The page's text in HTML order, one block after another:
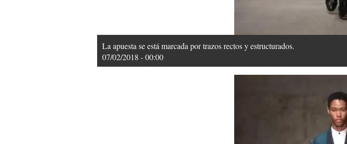
La apuesta se está marcada por trazos rectos y estructurados.
07/02/2018 - 00:00